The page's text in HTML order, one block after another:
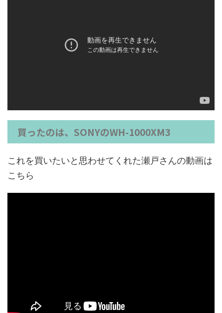
買ったのは、SONYのWH-1000XM3
これを買いたいと思わせてくれた瀬戸さんの動画は
こちら